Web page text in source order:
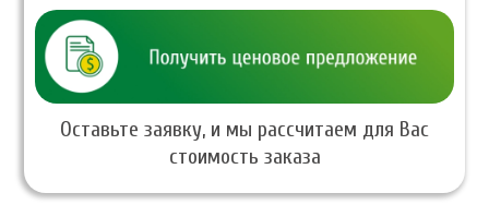
Оставьте заявку, и мы рассчитаем для Вас
стоимость заказа